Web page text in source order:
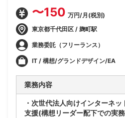
〜150 万円/月(税別)
東京都千代田区 / 麹町駅
業務委託（フリーランス）
IT / 構想/グランドデザイン/EA
業務内容
・次世代法人向けインターネ
支援(構想リーダー配下での実